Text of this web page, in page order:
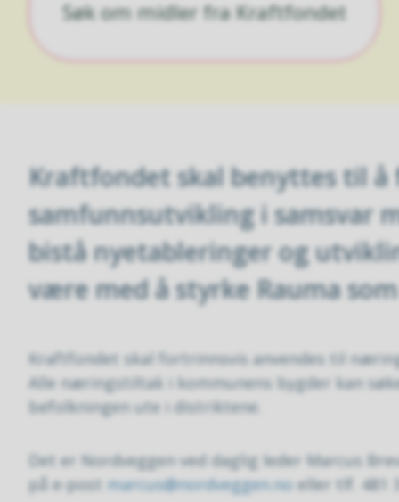
Søk om midler fra Kraftfondet
Kraftfondet skal benyttes til å
samfunnsutvikling i samsvar
bistå nyetableringer og
være med å styrke Rauma
Kraftfondet skal fortrinnsvis anvendes til
Alle næringstiltak i kommunens bygder kan
befolkningen ute i distriktene.
Det er Nordveggen ved daglig leder Marcus
på e-post marcus@nordveggen.noeller tlf. 481